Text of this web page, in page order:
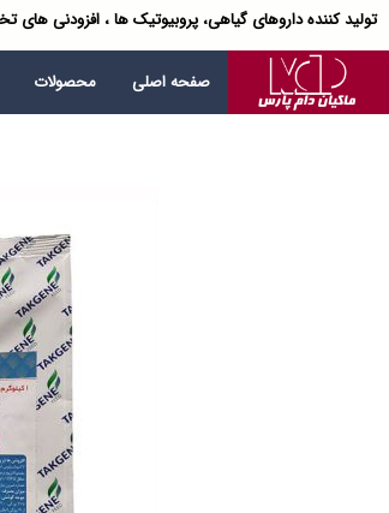
تولید کننده داروهای گیاهی، پروبیوتیک ها ، افزودنی
صفحه اصلی محصولات